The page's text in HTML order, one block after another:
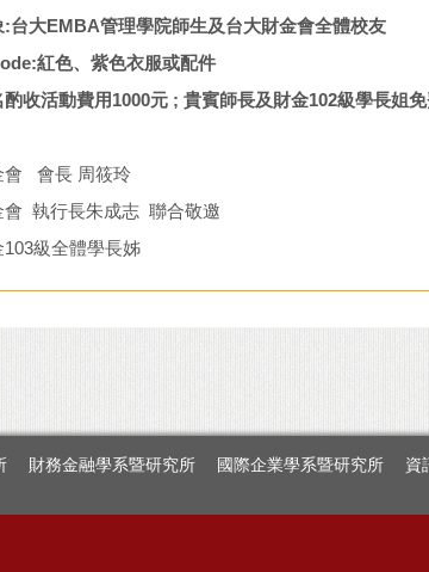
:台大EMBA管理學院師生及台大財金會全體校友
紅色、紫色衣服或配件
收活動費用1000元 ; 貴賓師長及財金102級學長姐
會 會長 周筱玲
會 執行長朱成志 聯合敬邀
103級全體學長姊
財務金融學系暨研究所 國際企業學系暨研究所 資